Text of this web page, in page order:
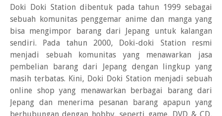
Doki Doki Station dibentuk pada tahun 1999 sebagai
sebuah komunitas penggemar anime dan manga yang
bisa mengimpor barang dari Jepang untuk kalangan
sendiri. Pada tahun 2000, Doki-doki Station resmi
menjadi sebuah komunitas yang menawarkan jasa
pembelian barang dari Jepang dengan lingkup yang
masih terbatas. Kini, Doki Doki Station menjadi sebuah
online shop yang menawarkan berbagai barang dari
Jepang dan menerima pesanan barang apapun yang